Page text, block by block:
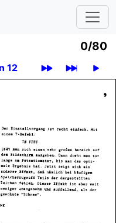
0/80
12